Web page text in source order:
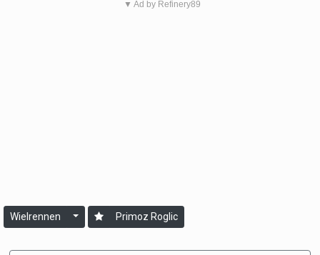
▼ Ad by Refinery89
Wielrennen Primoz Roglic